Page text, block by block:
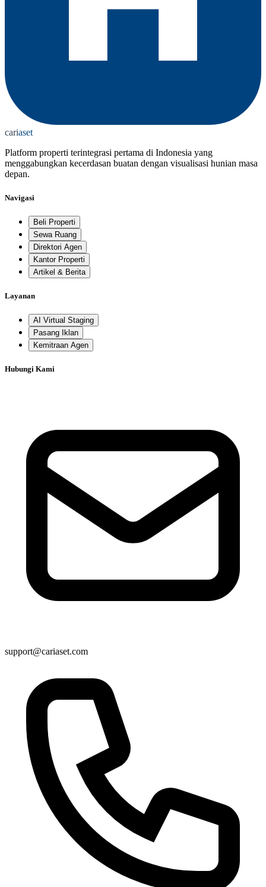
cariaset
Platform properti terintegrasi pertama di Indonesia yang
menggabungkan kecerdasan buatan dengan visualisasi hunian masa
depan.
Navigasi
Beli Properti
Sewa Ruang
Direktori Agen
Kantor Properti
Artikel & Berita
Layanan
AI Virtual Staging
Pasang Iklan
Kemitraan Agen
Hubungi Kami
support@cariaset.com